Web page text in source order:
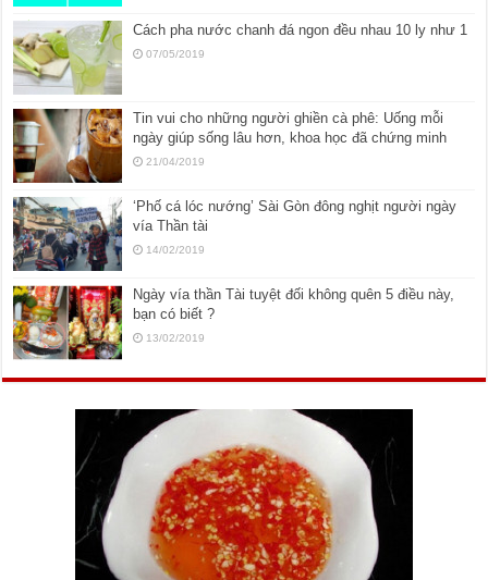
Cách pha nước chanh đá ngon đều nhau 10 ly như 1
07/05/2019
Tin vui cho những người ghiền cà phê: Uống mỗi
ngày giúp sống lâu hơn, khoa học đã chứng minh
21/04/2019
‘Phố cá lóc nướng’ Sài Gòn đông nghịt người ngày
vía Thần tài
14/02/2019
Ngày vía thần Tài tuyệt đối không quên 5 điều này,
bạn có biết ?
13/02/2019